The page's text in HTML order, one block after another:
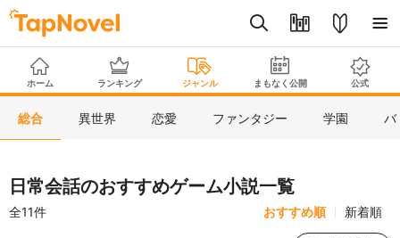
ホーム ランキング ジャンル まもなく公開 公式
総合 異世界 恋愛 ファンタジー 学園 バ
日常会話のおすすめゲーム小説一覧
全11件 おすすめ順 新着順